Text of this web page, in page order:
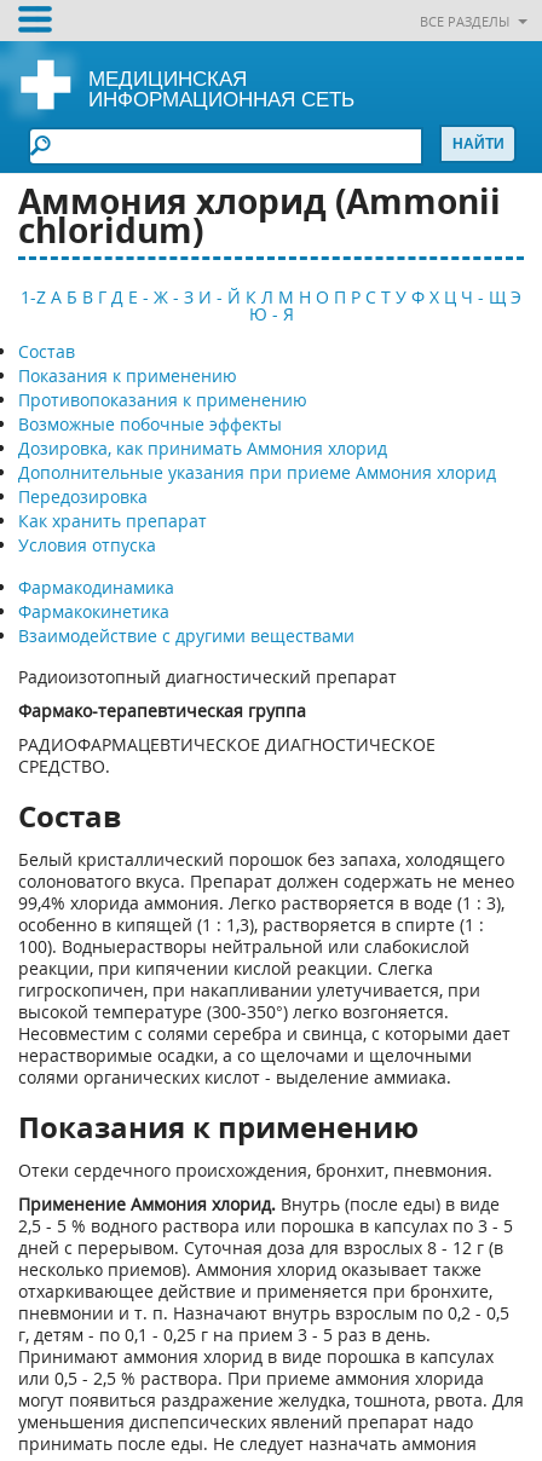
ВСЕ РАЗДЕЛЫ
МЕДИЦИНСКАЯ
ИНФОРМАЦИОННАЯ СЕТЬ
Аммония хлорид (Аmmonii
сhloridum)
1-Z А Б В Г Д Е - Ж - З И - Й К Л М Н О П Р С Т У Ф Х Ц Ч - Щ Э
Ю - Я
Состав
Показания к применению
Противопоказания к применению
Возможные побочные эффекты
Дозировка, как принимать Аммония хлорид
Дополнительные указания при приеме Аммония хлорид
Передозировка
Как хранить препарат
Условия отпуска
Фармакодинамика
Фармакокинетика
Взаимодействие с другими веществами
Радиоизотопный диагностический препарат
Фармако-терапевтическая группа
РАДИОФАРМАЦЕВТИЧЕСКОЕ ДИАГНОСТИЧЕСКОЕ
СРЕДСТВО.
Состав
Белый кристаллический порошок без запаха, холодящего
солоноватого вкуса. Препарат должен содержать не менео
99,4% хлорида аммония. Легко растворяется в воде (1 : 3),
особенно в кипящей (1 : 1,3), растворяется в спирте (1 :
100). Водныерастворы нейтральной или слабокислой
реакции, при кипячении кислой реакции. Слегка
гигроскопичен, при накапливании улетучивается, при
высокой температуре (300-350°) легко возгоняется.
Несовместим с солями серебра и свинца, с которыми дает
нерастворимые осадки, а со щелочами и щелочными
солями органических кислот - выделение аммиака.
Показания к применению
Отеки сердечного происхождения, бронхит, пневмония.
Применение Аммония хлорид. Внутрь (после еды) в виде
2,5 - 5 % водного раствора или порошка в капсулах по 3 - 5
дней с перерывом. Суточная доза для взрослых 8 - 12 г (в
несколько приемов). Аммония хлорид оказывает также
отхаркивающее действие и применяется при бронхите,
пневмонии и т. п. Назначают внутрь взрослым по 0,2 - 0,5
г, детям - по 0,1 - 0,25 г на прием 3 - 5 раз в день.
Принимают аммония хлорид в виде порошка в капсулах
или 0,5 - 2,5 % раствора. При приеме аммония хлорида
могут появиться раздражение желудка, тошнота, рвота. Для
уменьшения диспепсических явлений препарат надо
принимать после еды. Не следует назначать аммония